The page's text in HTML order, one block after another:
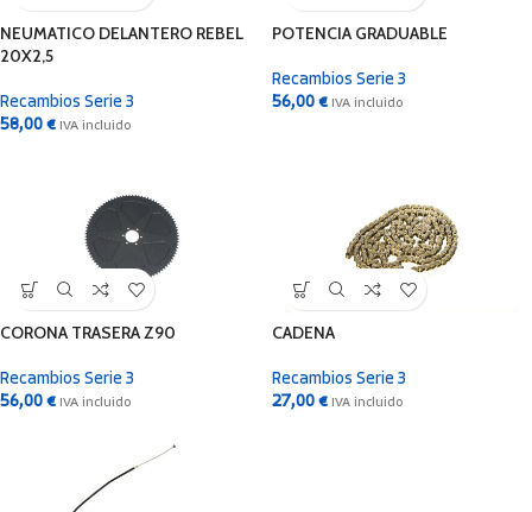
NEUMATICO DELANTERO REBEL
20X2,5
Recambios Serie 3
58,00 € IVA incluido
POTENCIA GRADUABLE
Recambios Serie 3
56,00 € IVA incluido
CORONA TRASERA Z90
Recambios Serie 3
56,00 € IVA incluido
CADENA
Recambios Serie 3
27,00 € IVA incluido